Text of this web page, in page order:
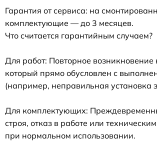
Гарантия от сервиса: на
комплектующие — до 3 месяцев.
Что считается гарантийным случаем?
Для работ: Повторное возникновение
который прямо обусловлен с
(например, неправильная установка
Для комплектующих:
строя, отказ в работе или
при нормальном использовании.